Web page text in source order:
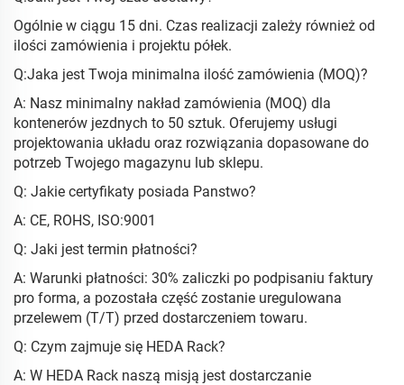
Ogólnie w ciągu 15 dni. Czas realizacji zależy również od
ilości zamówienia i projektu półek.
Q:Jaka jest Twoja minimalna ilość zamówienia (MOQ)?
A: Nasz minimalny nakład zamówienia (MOQ) dla
kontenerów jezdnych to 50 sztuk. Oferujemy usługi
projektowania układu oraz rozwiązania dopasowane do
potrzeb Twojego magazynu lub sklepu.
Q: Jakie certyfikaty posiada Panstwo?
A: CE, ROHS, ISO:9001
Q: Jaki jest termin płatności?
A: Warunki płatności: 30% zaliczki po podpisaniu faktury
pro forma, a pozostała część zostanie uregulowana
przelewem (T/T) przed dostarczeniem towaru.
Q: Czym zajmuje się HEDA Rack?
A: W HEDA Rack naszą misją jest dostarczanie